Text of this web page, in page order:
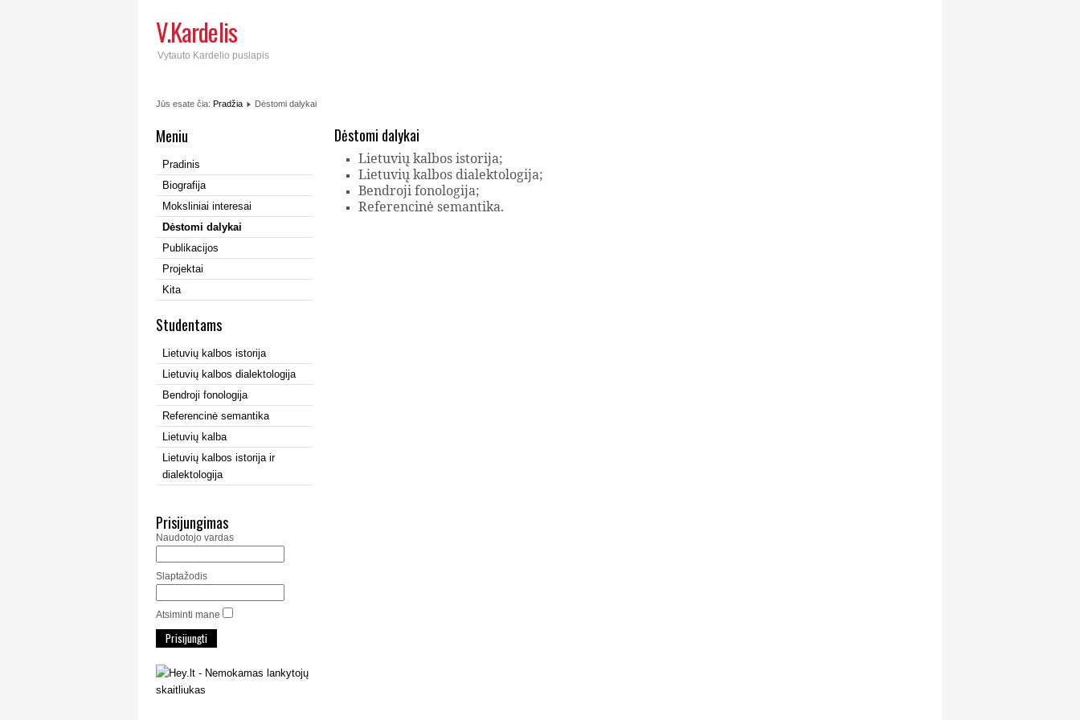
V.Kardelis
Vytauto Kardelio puslapis
Jūs esate čia: Pradžia Dėstomi dalykai
Meniu
Pradinis
Biografija
Moksliniai interesai
Dėstomi dalykai
Publikacijos
Projektai
Kita
Studentams
Lietuvių kalbos istorija
Lietuvių kalbos dialektologija
Bendroji fonologija
Referencinė semantika
Lietuvių kalba
Lietuvių kalbos istorija ir
dialektologija
Prisijungimas
Naudotojo vardas
Slaptažodis
Atsiminti mane
Dėstomi dalykai
Lietuvių kalbos istorija;
Lietuvių kalbos dialektologija;
Bendroji fonologija;
Referencinė semantika.